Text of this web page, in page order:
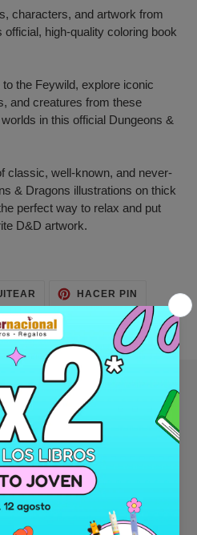
characters, and artwork from
high-quality coloring book
the Feywild, explore iconic
and creatures from these
in this official Dungeons &
classic, well-known, and never-
& Dragons illustrations on thick
perfect way to relax and put
D&D artwork.
TUITEAR
TWITTER
HACER PIN
PINEAR
PINTEREST
Lunes a jueves: De 10:00
10:00 a.m. a 10:00
p.m. y Domingo de 9:00
De 10:00 a.m. a 7:00 p.m. y
a.m. a 7:00 p.m.